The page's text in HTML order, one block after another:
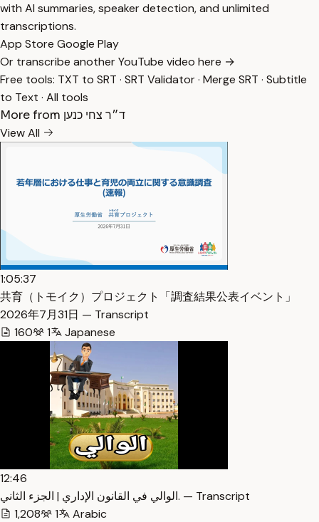
with AI summaries, speaker detection, and unlimited
transcriptions.
App Store Google Play
Or transcribe another YouTube video here →
Free tools: TXT to SRT · SRT Validator· Merge SRT · Subtitle
to Text · All tools
More from ד״ר צחי כנען
View All
1:05:37
共育（トモイク）プロジェクト「調査結果公表イベント」
2026年7月31日 — Transcript
160
1 Japanese
12:46
الوالي في القانون الإداري | الجزء الثاني. — Transcript
1,208
1 Arabic